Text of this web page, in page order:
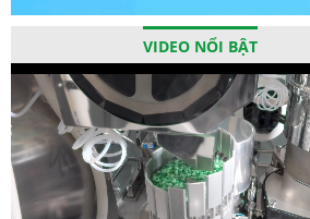
VIDEO NỔI BẬT